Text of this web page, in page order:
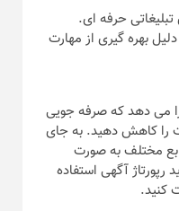
حرفه‌ ای.
بهره‌ گیری از مهارت‌
را می‌ دهد که صرفه جویی
را کاهش دهید. به جای
مختلف به صورت
رپورتاژ آگهی استفاده
کنید.